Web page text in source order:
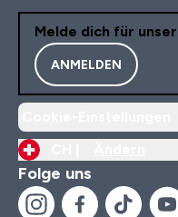
Melde dich für
ANMELDEN
Folge uns